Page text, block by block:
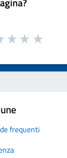
frequenti